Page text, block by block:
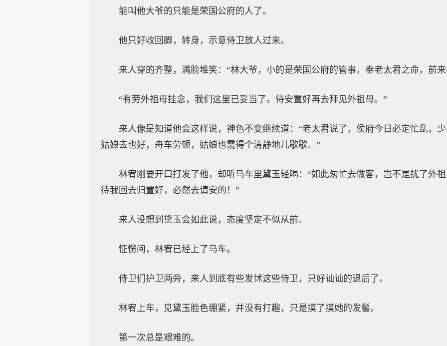
能叫他大爷的只能是荣国公府的人了。
他只好收回脚，转身，示意侍卫放人过来。
来人穿的齐整，满脸堆笑：“林大爷，小的是荣国公府的管事，奉老太君之命，前
“有劳外祖母挂念，我们这里已妥当了。待安置好再去拜见外祖母。”
来人像是知道他会这样说，神色不变继续道：“老太君说了，侯府今日必定忙乱，
姑娘去也好，舟车劳顿，姑娘也需得个清静地儿歇歇。”
林宥刚要开口打发了他，却听马车里黛玉轻喝：“如此匆忙去做客，岂不是扰了外
待我回去归置好，必然去请安的！”
来人没想到黛玉会如此说，态度坚定不似从前。
怔愣间，林宥已经上了马车。
侍卫们护卫两旁，来人到底有些发怵这些侍卫，只好讪讪的退后了。
林宥上车，见黛玉脸色绷紧，并没有打趣，只是摸了摸她的发髻。
第一次总是艰难的。